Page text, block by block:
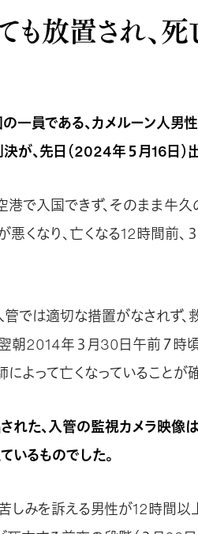
も放置され、
員である、カメルーン人男
が、先日（2024年５月16日）
港で入国できず、そのまま牛
悪くなり、亡くなる12時間前
管では適切な措置がなされず
朝2014年３月30日午前７時
によって亡くなっていることが
た、入管の監視カメラ映像は
いるものでした。
しみを訴える男性が12時間以